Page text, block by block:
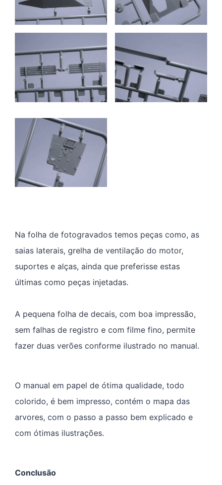
Na folha de fotogravados temos peças como, as
saias laterais, grelha de ventilação do motor,
suportes e alças, ainda que preferisse estas
últimas como peças injetadas.
A pequena folha de decais, com boa impressão,
sem falhas de registro e com filme fino, permite
fazer duas verões conforme ilustrado no manual.
O manual em papel de ótima qualidade, todo
colorido, é bem impresso, contém o mapa das
arvores, com o passo a passo bem explicado e
com ótimas ilustrações.
Conclusão